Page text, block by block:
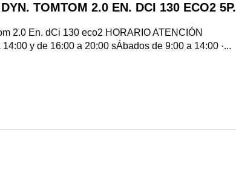
TOMTOM 2.0 EN. DCI 130 ECO2 5P.
2.0 En. dCi 130 eco2 HORARIO ATENCIÓN
y de 16:00 a 20:00 sÁbados de 9:00 a 14:00 ·...